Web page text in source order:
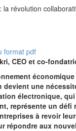
CEO et co-
une
électronique, qui
représente un défi
à revoir
répondre aux